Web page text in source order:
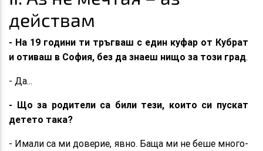
действам
- На 19 години ти тръгваш с един куфар от Кубрат
и отиваш в София, без да знаеш нищо за този град.
- Да...
- Що за родители са били тези, които си пускат
детето така?
- Имали са ми доверие, явно. Баща ми не беше много-